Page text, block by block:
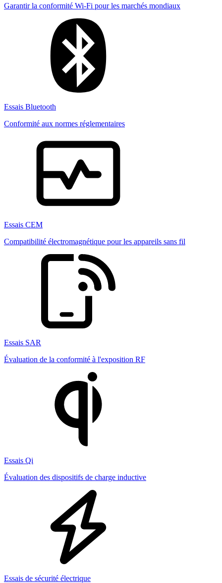
Garantir la conformité Wi-Fi pour les marchés mondiaux
Essais Bluetooth
Conformité aux normes réglementaires
Essais CEM
Compatibilité électromagnétique pour les appareils sans fil
Essais SAR
Évaluation de la conformité à l'exposition RF
Essais Qi
Évaluation des dispositifs de charge inductive
Essais de sécurité électrique